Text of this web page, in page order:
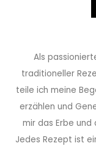
Als
traditioneller
teile ich meine
erzählen und
mir das Erbe und
Jedes Rezept ist